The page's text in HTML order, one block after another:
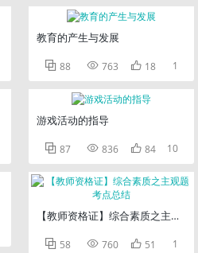
教育的产生与发展
 88  763  18 1
游戏活动的指导
 87  836  84 10
【教师资格证】综合素质之主观题
 58  760  51 1